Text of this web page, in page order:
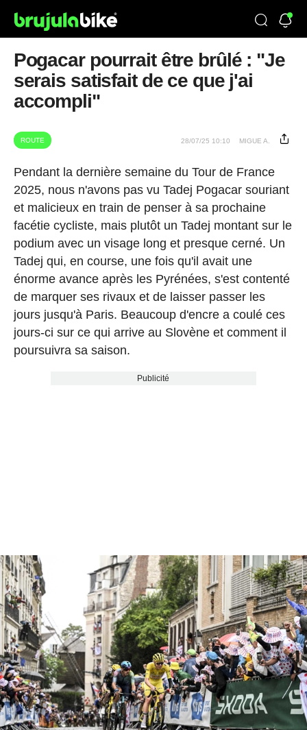
Pogacar pourrait être brûlé : "Je
serais satisfait de ce que j'ai
accompli"
ROUTE 28/07/25 10:10 MIGUE A.
Pendant la dernière semaine du Tour de France
2025, nous n'avons pas vu Tadej Pogacar souriant
et malicieux en train de penser à sa prochaine
facétie cycliste, mais plutôt un Tadej montant sur le
podium avec un visage long et presque cerné. Un
Tadej qui, en course, une fois qu'il avait une
énorme avance après les Pyrénées, s'est contenté
de marquer ses rivaux et de laisser passer les
jours jusqu'à Paris. Beaucoup d'encre a coulé ces
jours-ci sur ce qui arrive au Slovène et comment il
poursuivra sa saison.
Publicité